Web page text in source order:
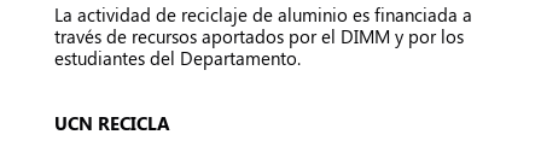
La actividad de reciclaje de aluminio es financiada a
través de recursos aportados por el DIMM y por los
estudiantes del Departamento.
UCN RECICLA